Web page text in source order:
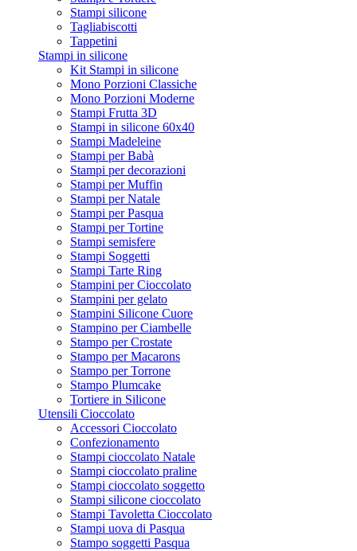
Stampi silicone
Tagliabiscotti
Tappetini
Stampi in silicone
Kit Stampi in silicone
Mono Porzioni Classiche
Mono Porzioni Moderne
Stampi Frutta 3D
Stampi in silicone 60x40
Stampi Madeleine
Stampi per Babà
Stampi per decorazioni
Stampi per Muffin
Stampi per Natale
Stampi per Pasqua
Stampi per Tortine
Stampi semisfere
Stampi Soggetti
Stampi Tarte Ring
Stampini per Cioccolato
Stampini per gelato
Stampini Silicone Cuore
Stampino per Ciambelle
Stampo per Crostate
Stampo per Macarons
Stampo per Torrone
Stampo Plumcake
Tortiere in Silicone
Utensili Cioccolato
Accessori Cioccolato
Confezionamento
Stampi cioccolato Natale
Stampi cioccolato praline
Stampi cioccolato soggetto
Stampi silicone cioccolato
Stampi Tavoletta Cioccolato
Stampi uova di Pasqua
Stampo soggetti Pasqua